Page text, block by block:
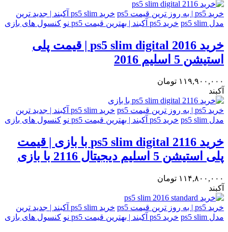
خرید ps5 | به روز ترین قیمت ps5
خرید ps5 slim آکبند | جدید ترین
مدل ps5 slim
خرید ps5 آکبند | بهترین قیمت ps5 نو کنسول های بازی
خرید ps5 slim digital 2016 | قیمت پلی
استیشن 5 اسلیم 2016
۱۱۹,۹۰۰,۰۰۰ تومان
آکبند
خرید ps5 | به روز ترین قیمت ps5
خرید ps5 slim آکبند | جدید ترین
مدل ps5 slim
خرید ps5 آکبند | بهترین قیمت ps5 نو کنسول های بازی
خرید ps5 slim digital 2116 با بازی | قیمت
پلی استیشن 5 اسلیم دیجیتال 2116 با بازی
۱۱۴,۸۰۰,۰۰۰ تومان
آکبند
خرید ps5 | به روز ترین قیمت ps5
خرید ps5 slim آکبند | جدید ترین
مدل ps5 slim
خرید ps5 آکبند | بهترین قیمت ps5 نو کنسول های بازی